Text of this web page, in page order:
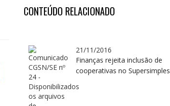
CONTEÚDO RELACIONADO
21/11/2016
Finanças rejeita inclusão de
cooperativas no Supersimples